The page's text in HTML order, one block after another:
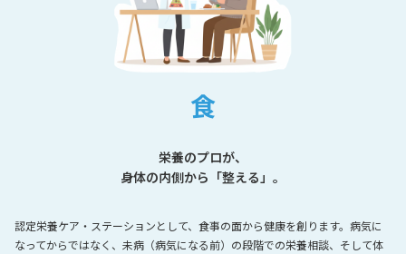
食
栄養のプロが、
身体の内側から「整える」。
認定栄養ケア・ステーションとして、食事の面から健康を創ります。病気に
なってからではなく、未病（病気になる前）の段階での栄養相談、そして体